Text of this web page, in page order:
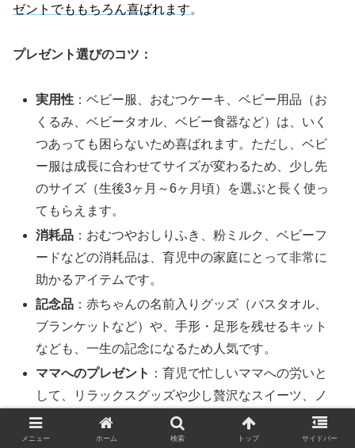
ゼントでももちろん喜ばれます。
プレゼント選びのコツ：
実用性 ：ベビー服、おむつケーキ、ベビー用品（お
くるみ、ベビータオル、ベビー食器など）は、いく
つあっても困らないため喜ばれます。ただし、ベビ
ー服は成長に合わせてサイズが変わるため、少し先
のサイズ（生後3ヶ月～6ヶ月頃）を選ぶと長く使っ
てもらえます。
消耗品 ：おむつやおしりふき、粉ミルク、ベビーフ
ードなどの消耗品は、育児中の家庭にとって非常に
助かるアイテムです。
記念品 ：赤ちゃんの名前入りグッズ（バスタオル、
ブランケットなど）や、手形・足形を残せるキット
なども、一生の記念になるため人気です。
ママへのプレゼント ：育児で忙しいママへの労いと
して、リラックスグッズや少し贅沢なスイーツ、ノ
ンカフェインのドリンクなども喜ばれます。
事前に確認：最も喜ばれるのは、 相手が「本当に欲
メニュー ホーム 検索 トップ サイドバー